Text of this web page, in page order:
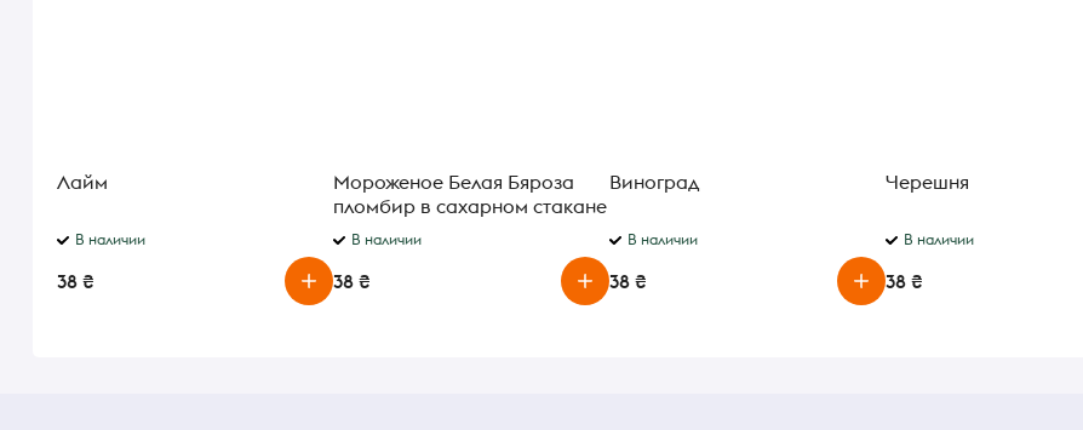
Лайм
В наличии
38 ₴
Мороженое Белая Бяроза
пломбир в сахарном стакане
70гВ наличии
38 ₴
Виноград
В наличии
38 ₴
Черешня
В наличии
38 ₴